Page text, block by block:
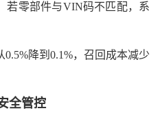
若零部件与VIN码不匹配，系
0.5%降到0.1%，召回成本减少
全管控